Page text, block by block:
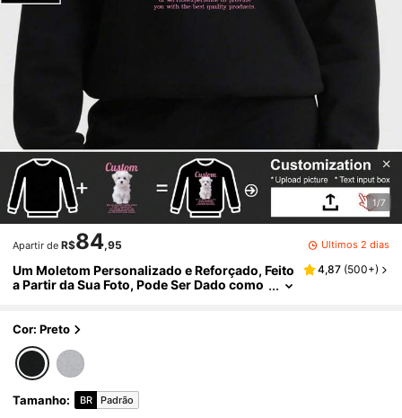
1/7
Apartir de R$84,95 Últimos 2 dias
Um Moletom Personalizado e Reforçado, Feito
a Partir da Sua Foto, Pode Ser Dado como
rno, para a Família no Outono
4,87 (500+)
Cor: Preto
Tamanho: BR Padrão